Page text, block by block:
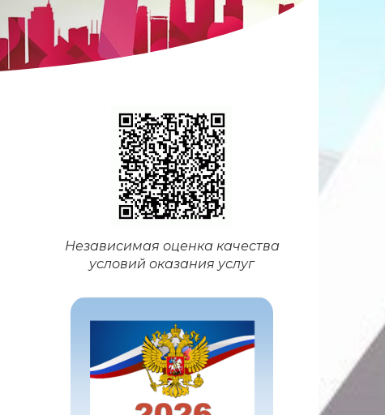
Независимая оценка качества
условий оказания услуг